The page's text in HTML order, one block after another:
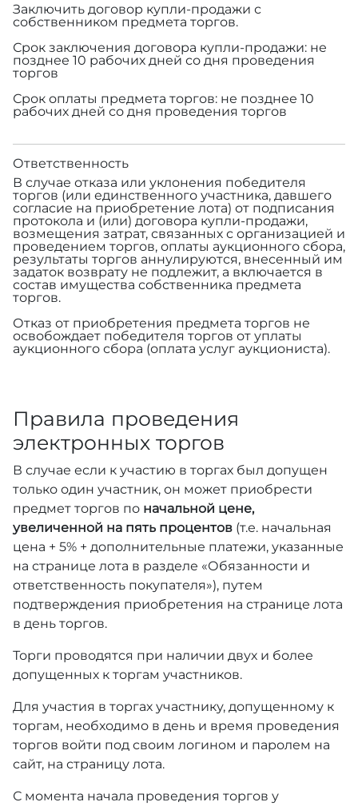
Заключить договор купли-продажи с
собственником предмета торгов.
Срок заключения договора купли-продажи: не
позднее 10 рабочих дней со дня проведения
торгов
Срок оплаты предмета торгов: не позднее 10
рабочих дней со дня проведения торгов
Ответственность
В случае отказа или уклонения победителя
торгов (или единственного участника, давшего
согласие на приобретение лота) от подписания
протокола и (или) договора купли-продажи,
возмещения затрат, связанных с организацией и
проведением торгов, оплаты аукционного сбора,
результаты торгов аннулируются, внесенный им
задаток возврату не подлежит, а включается в
состав имущества собственника предмета
торгов.
Отказ от приобретения предмета торгов не
освобождает победителя торгов от уплаты
аукционного сбора (оплата услуг аукциониста).
Правила проведения
электронных торгов
В случае если к участию в торгах был допущен
только один участник, он может приобрести
предмет торгов по начальной цене,
увеличенной на пять процентов (т.е. начальная
цена + 5% + дополнительные платежи, указанные
на странице лота в разделе «Обязанности и
ответственность покупателя»), путем
подтверждения приобретения на странице лота
в день торгов.
Торги проводятся при наличии двух и более
допущенных к торгам участников.
Для участия в торгах участнику, допущенному к
торгам, необходимо в день и время проведения
торгов войти под своим логином и паролем на
сайт, на страницу лота.
С момента начала проведения торгов у